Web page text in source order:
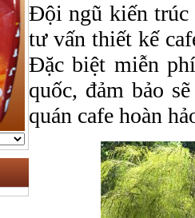
Đội ngũ kiến trúc
tư vấn thiết kế
Đặc biệt miễn
quốc, đảm bảo
quán cafe hoàn